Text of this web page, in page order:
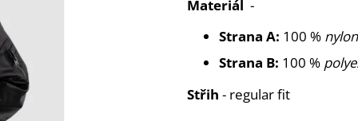
Materiál -
Strana A: 100 % nylon
Strana B: 100 %
Střih - regular fit